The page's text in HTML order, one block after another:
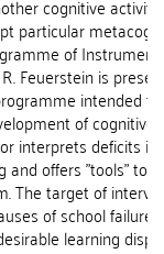
cognitive
particular
of
Feuerstein is
intended for
of cognitive
interprets deficits
and offers "tools" to
The target of
of school failure
learning